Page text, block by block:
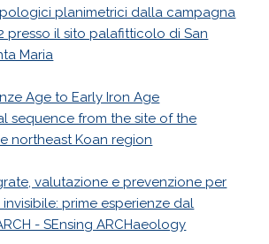
planimetrici dalla campagna
presso il sito palafitticolo di San
Maria
Age to Early Iron Age
sequence from the site of the
northeast Koan region
valutazione e prevenzione per
invisibile: prime esperienze dal
- SEnsing ARCHaeology